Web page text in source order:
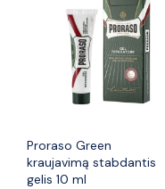
Proraso Green
kraujavimą stabdantis
gelis 10 ml